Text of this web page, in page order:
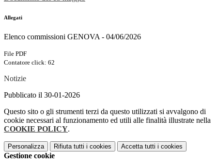
Allegati
Elenco commissioni GENOVA - 04/06/2026
File PDF
Contatore click: 62
Notizie
Pubblicato il 30-01-2026
Questo sito o gli strumenti terzi da questo utilizzati si avvalgono di
cookie necessari al funzionamento ed utili alle finalità illustrate nella
COOKIE POLICY.
Personalizza Rifiuta tutti i cookies Accetta tutti i cookies
Gestione cookie